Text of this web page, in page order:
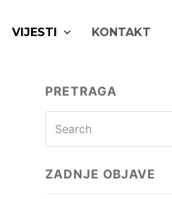
VIJESTI KONTAKT
PRETRAGA
ZADNJE OBJAVE